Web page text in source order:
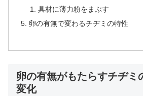
具材に薄力粉をまぶす
卵の有無で変わるチヂミの特性
卵の有無がもたらすチヂミ
変化